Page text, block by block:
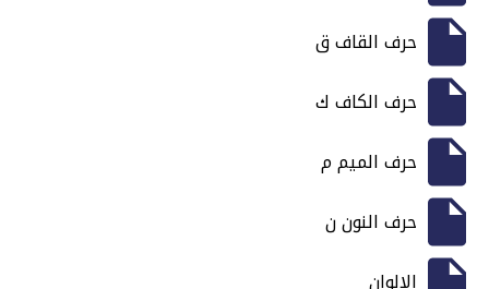
حرف القاف ق
حرف الكاف ك
حرف الميم م
حرف النون ن
الالوان